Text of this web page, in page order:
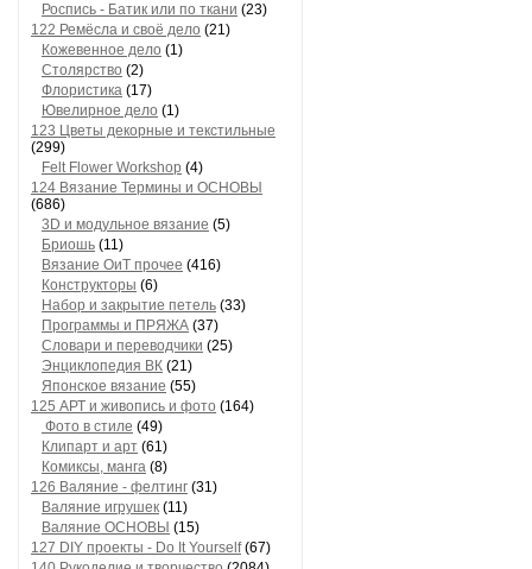
Роспись - Батик или по ткани (23)
122 Ремёсла и своё дело (21)
Кожевенное дело (1)
Столярство (2)
Флористика (17)
Ювелирное дело (1)
123 Цветы декорные и текстильные
(299)
Felt Flower Workshop (4)
124 Вязание Термины и ОСНОВЫ
(686)
3D и модульное вязание (5)
Бриошь (11)
Вязание ОиТ прочее (416)
Конструкторы (6)
Набор и закрытие петель (33)
Программы и ПРЯЖА (37)
Словари и переводчики (25)
Энциклопедия ВК (21)
Японское вязание (55)
125 АРТ и живопись и фото (164)
Фото в стиле (49)
Клипарт и арт (61)
Комиксы, манга (8)
126 Валяние - фелтинг (31)
Валяние игрушек (11)
Валяние ОСНОВЫ (15)
127 DIY проекты - Do It Yourself(67)